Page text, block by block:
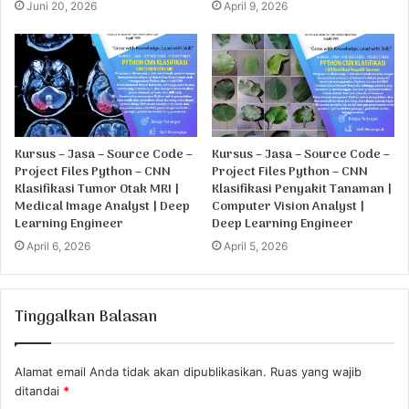
Juni 20, 2026 April 9, 2026
Kursus – Jasa – Source Code –
Project Files Python – CNN
Klasifikasi Tumor Otak MRI |
Medical Image Analyst | Deep
Learning Engineer
April 6, 2026
Kursus – Jasa – Source Code –
Project Files Python – CNN
Klasifikasi Penyakit Tanaman |
Computer Vision Analyst |
Deep Learning Engineer
April 5, 2026
Tinggalkan Balasan
Alamat email Anda tidak akan dipublikasikan. Ruas yang wajib
ditandai *